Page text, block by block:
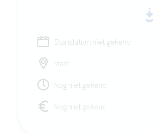
Startdatum niet gekend
start
Nog niet gekend
Nog niet gekend